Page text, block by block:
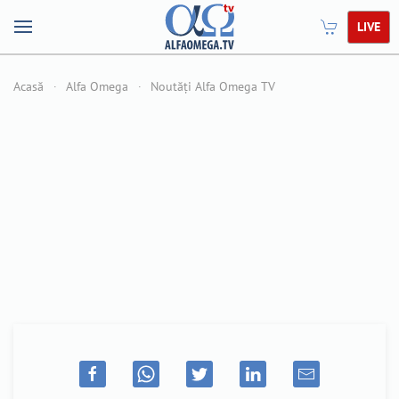
LIVE
Acasă Alfa Omega Noutăți Alfa Omega TV